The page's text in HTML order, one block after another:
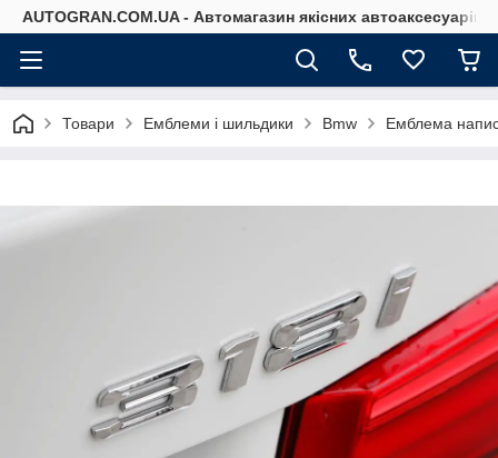
AUTOGRAN.COM.UA - Автомагазин якісних автоаксесуарів
Товари Емблеми і шильдики Bmw Емблема